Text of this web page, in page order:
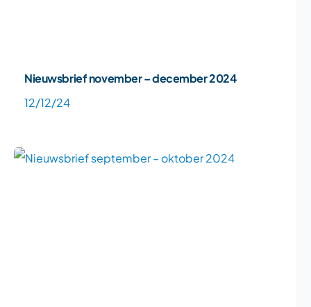
Nieuwsbrief november – december 2024
12/12/24